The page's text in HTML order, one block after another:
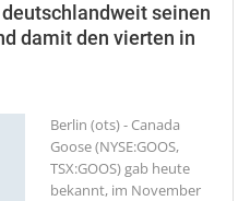
seinen
damit den vierten in
Berlin (ots) - Canada
Goose (NYSE:GOOS,
TSX:GOOS) gab heute
bekannt, im November